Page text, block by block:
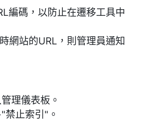
編碼，以防止在遷移工具中
網站的URL，則管理員通知
理儀表板。
禁止索引"。